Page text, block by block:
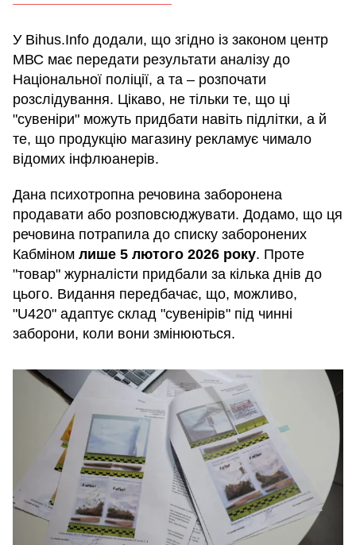
У Bihus.Info додали, що згідно із законом центр
МВС має передати результати аналізу до
Національної поліції, а та – розпочати
розслідування. Цікаво, не тільки те, що ці
"сувеніри" можуть придбати навіть підлітки, а й
те, що продукцію магазину рекламує чимало
відомих інфлюанерів.
Дана психотропна речовина заборонена
продавати або розповсюджувати. Додамо, що ця
речовина потрапила до списку заборонених
Кабміном лише 5 лютого 2026 року. Проте
"товар" журналісти придбали за кілька днів до
цього. Видання передбачає, що, можливо,
"U420" адаптує склад "сувенірів" під чинні
заборони, коли вони змінюються.